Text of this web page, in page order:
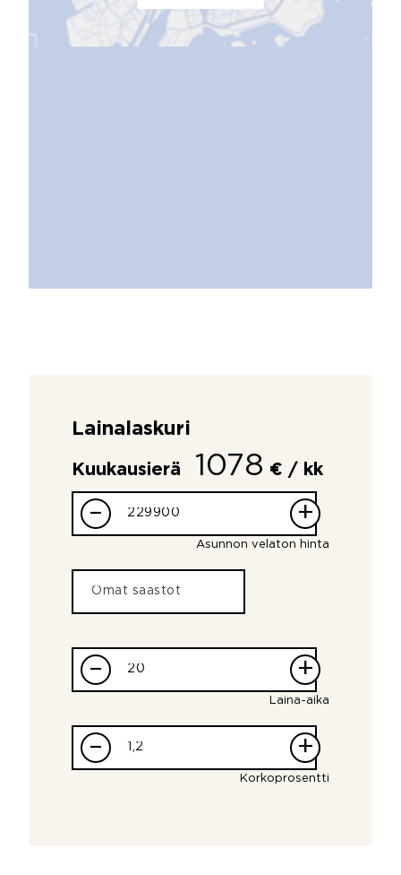
Lainalaskuri
Kuukausierä 1078 € / kk
– +
Asunnon velaton hinta
– +
Laina-aika
– +
Korkoprosentti